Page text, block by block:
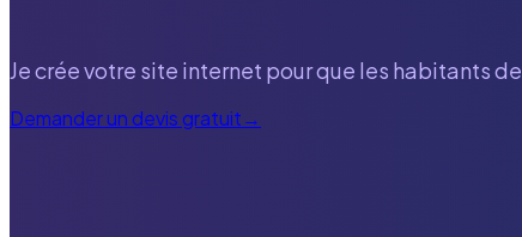
Je crée votre site internet pour que les habitants de
Demander un devis gratuit→